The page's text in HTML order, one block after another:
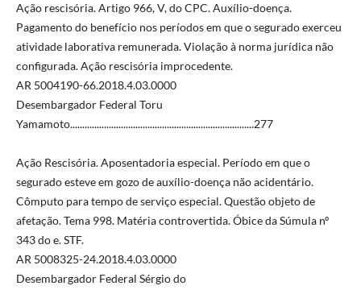
Ação rescisória. Artigo 966, V, do CPC. Auxílio-doença.
Pagamento do benefício nos períodos em que o segurado exerceu
atividade laborativa remunerada. Violação à norma jurídica não
configurada. Ação rescisória improcedente.
AR 5004190-66.2018.4.03.0000
Desembargador Federal Toru
Yamamoto............................................................................277
Ação Rescisória. Aposentadoria especial. Período em que o
segurado esteve em gozo de auxílio-doença não acidentário.
Cômputo para tempo de serviço especial. Questão objeto de
afetação. Tema 998. Matéria controvertida. Óbice da Súmula nº
343 do e. STF.
AR 5008325-24.2018.4.03.0000
Desembargador Federal Sérgio do